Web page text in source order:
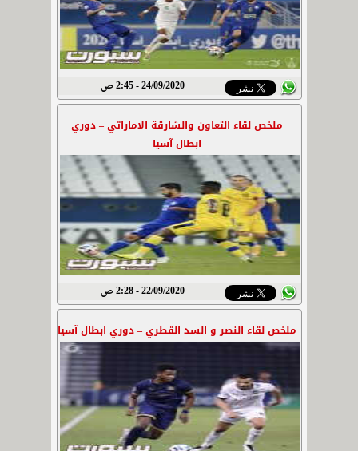
24/09/2020 - 2:45 ص
ملخص لقاء التعاون والشارقة الاماراتي – دوري
ابطال آسيا
22/09/2020 - 2:28 ص
ملخص لقاء النصر و السد القطري – دوري ابطال آسيا